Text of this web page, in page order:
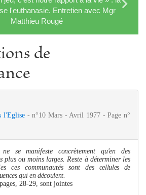
l'euthanasie. Entretien avec Mgr
Matthieu Rougé
de
l'Eglise - n°10 Mars - Avril 1977 - Page n°
se manifeste concrètement qu'en des
plus ou moins larges. Reste à déter­miner les
ces communautés sont des cellules de
qui en découlent.
28-29, sont jointes